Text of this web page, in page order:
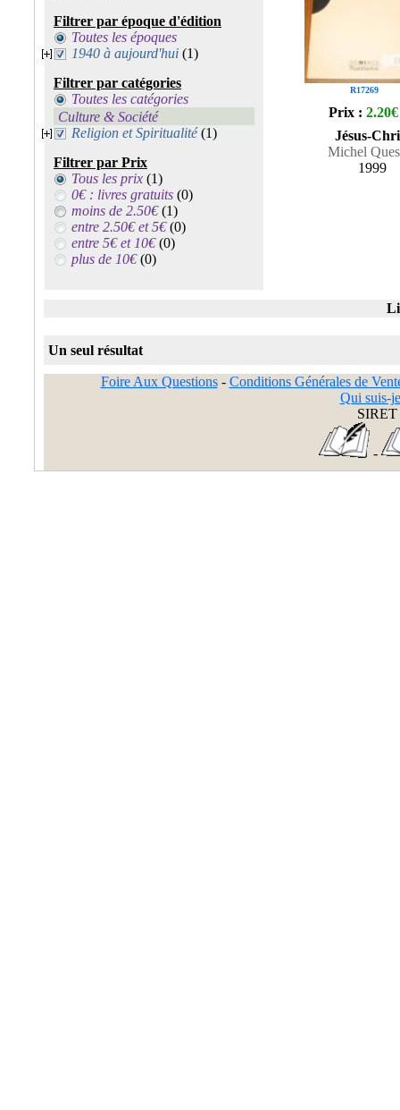
Filtrer par époque d'édition
Toutes les époques
1940 à aujourd'hui (1)
Filtrer par catégories
Toutes les catégories
Culture & Société
Religion et Spiritualité(1)
Filtrer par Prix
Tous les prix (1)
0€ : livres gratuits (0)
moins de 2.50€(1)
entre 2.50€ et 5€(0)
entre 5€ et 10€(0)
plus de 10€(0)
R17269
Prix : 2.20€
Jésus-
Michel
1999
Un seul résultat
Foire Aux Questions- Conditions Générales de
Qui suis-
SIRET
-